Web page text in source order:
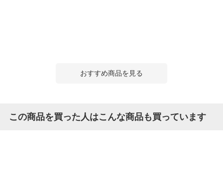
おすすめ商品を見る
この商品を買った人はこんな商品も買っています